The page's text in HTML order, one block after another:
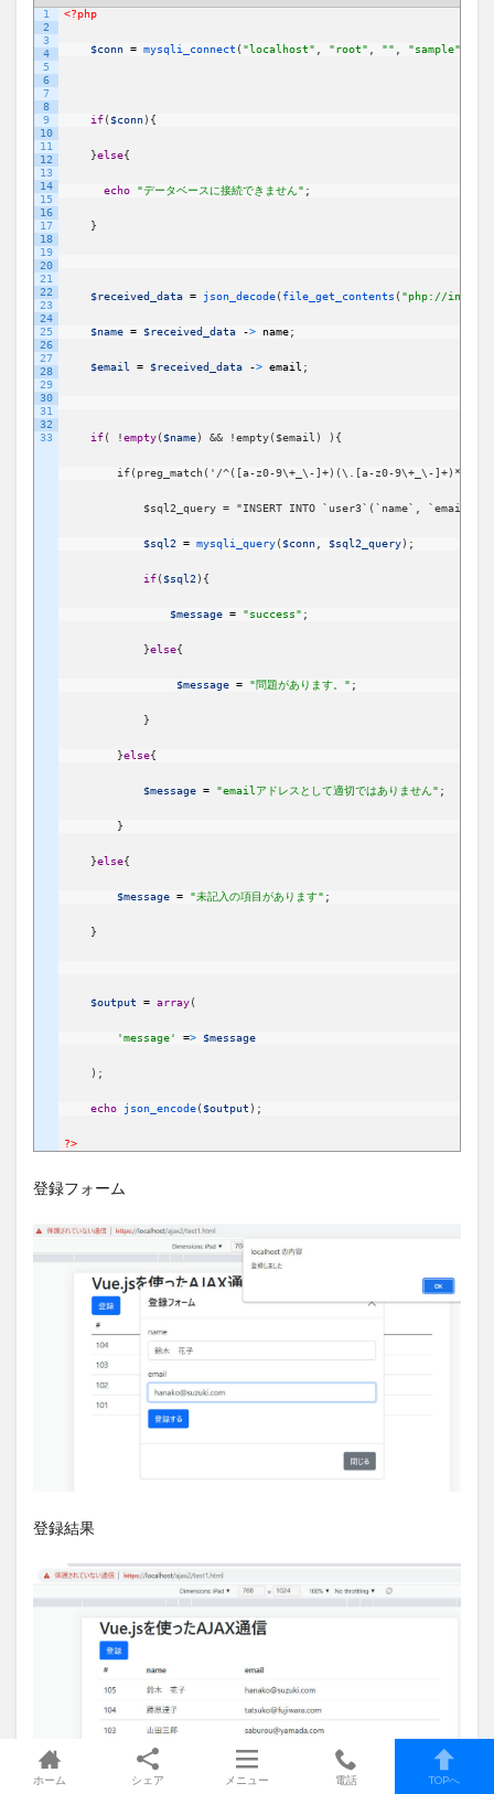
1
2
3
4
5
6
7
8
9
10
11
12
13
14
15
16
17
18
19
20
21
22
23
24
25
26
27
28
29
30
31
32
33
<?php
$conn = mysqli_connect ( "localhost" "root" "" "sample"
if( $conn) {
}else{
echo "データベースに接続できません" ;
}
$received_data = json_decode( file_get_contents ( "php://input"
$name = $received_data -> name;
$email = $received_data -> email ;
if( !empty( $name) && !empty($email) ){
if(preg_match('/^([a-z0-9\+_\-]+)(\.[a-z0-9\+_\-]+)*@([a-
$sql2_query = "INSERT INTO `user3`(`name`, `email`)
$sql2 = mysqli_query( $conn $sql2_query) ;
if( $sql2 ) {
$message = "success" ;
}else{
$message = "問題があります。" ;
}
}else{
$message = "emailアドレスとして適切ではありません" ;
}
}else{
$message = "未記入の項目があります" ;
}
$output = array(
'message' => $message
) ;
echo json_encode( $output ) ;
?>
登録フォーム
登録結果
ホーム シェア メニュー 電話 TOPへ